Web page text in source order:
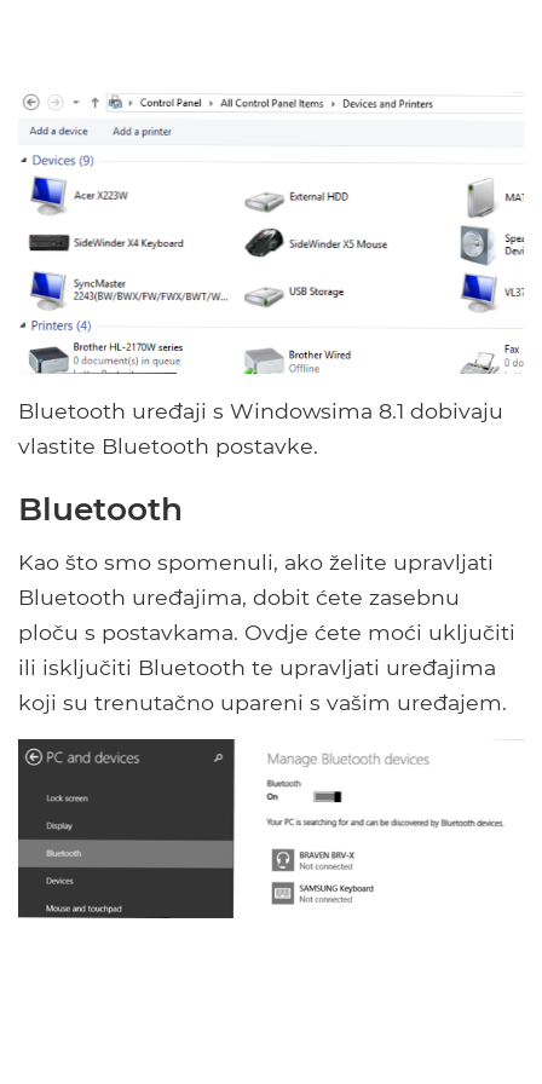
Bluetooth uređaji s Windowsima 8.1 dobivaju
vlastite Bluetooth postavke.
Bluetooth
Kao što smo spomenuli, ako želite upravljati
Bluetooth uređajima, dobit ćete zasebnu
ploču s postavkama. Ovdje ćete moći uključiti
ili isključiti Bluetooth te upravljati uređajima
koji su trenutačno upareni s vašim uređajem.